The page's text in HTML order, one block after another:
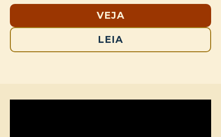
VEJA
LEIA